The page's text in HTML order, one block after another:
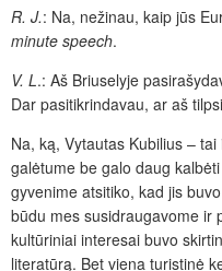
R. J.: Na, nežinau, kaip jūs
minute speech.
V. L.: Aš Briuselyje
Dar pasitikrindavau, ar aš
Na, ką, Vytautas Kubilius –
galėtume be galo daug
gyvenime atsitiko, kad jis
būdu mes susidraugavome ir
kultūriniai interesai buvo
literatūrą. Bet viena turistinė